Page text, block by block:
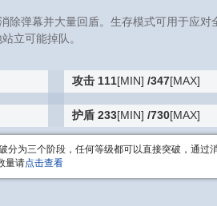
除弹幕并大量回盾。生存模式可用于应对
立可能掉队。
攻击 111[MIN] /347[MAX]
护盾 233[MIN] /730[MAX]
分为三个阶段，任何等级都可以直接突破，通过
量请点击查看